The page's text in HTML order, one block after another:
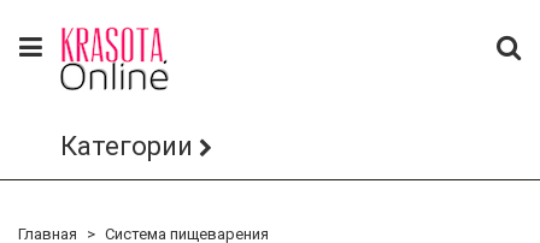
Категории
Главная
Система пищеварения